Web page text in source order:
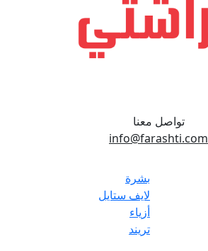
تواصل معنا
info@farashti.com
بشرة
لايف ستايل
أزياء
تريند